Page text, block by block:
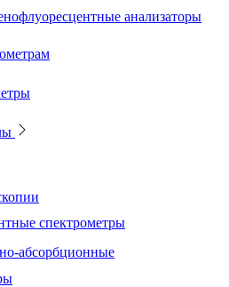
анализаторы
спектрометры
абсорбционные